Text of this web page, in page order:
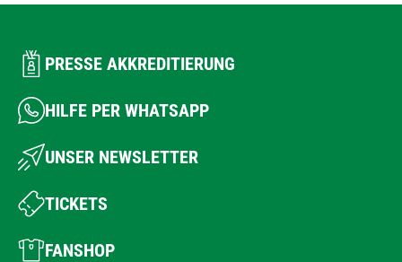
PRESSE AKKREDITIERUNG
HILFE PER WHATSAPP
UNSER NEWSLETTER
TICKETS
FANSHOP